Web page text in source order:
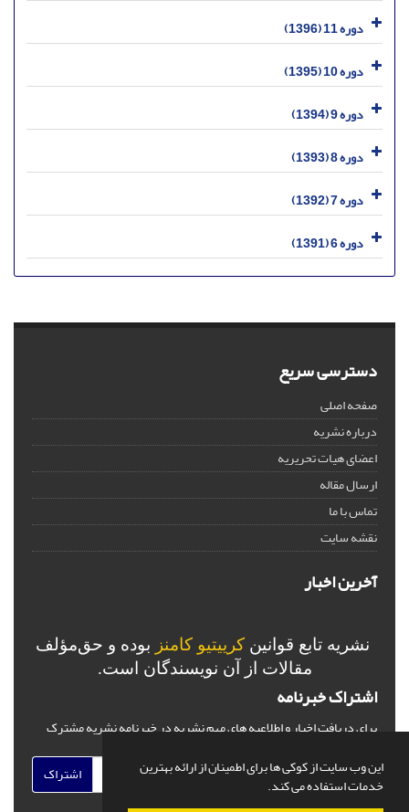
این وب سایت از کوکی ها برای اطمینان از ارائه بهترین
خدمات استفاده می کند.
دوره 11 (1396)
دوره 10 (1395)
دوره 9 (1394)
دوره 8 (1393)
دوره 7 (1392)
دوره 6 (1391)
دسترسی سریع
صفحه اصلی
درباره نشریه
اعضای هیات تحریریه
ارسال مقاله
تماس با ما
نقشه سایت
آخرین اخبار
نشریه تابع قوانین کرییتیو کامنز بوده و حق‌مؤلف
مقالات از آن نویسندگان است.
اشتراک خبرنامه
برای دریافت اخبار و اطلاعیه های مهم نشریه در خبرنامه نشریه مشترک
اشتراک